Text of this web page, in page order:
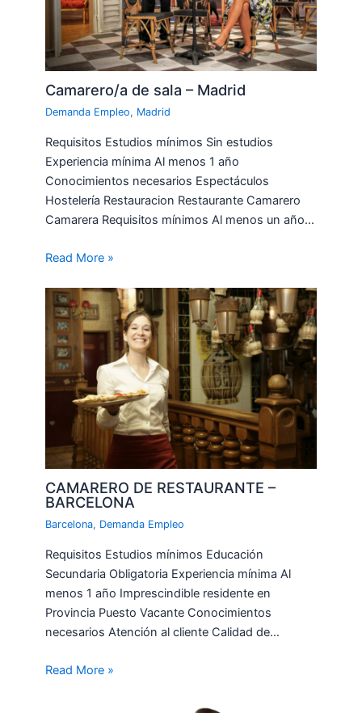
Camarero/a de sala – Madrid
Demanda Empleo, Madrid
Requisitos Estudios mínimos Sin estudios
Experiencia mínima Al menos 1 año
Conocimientos necesarios Espectáculos
Hostelería Restauracion Restaurante Camarero
Camarera Requisitos mínimos Al menos un año…
Read More »
CAMARERO DE RESTAURANTE –
BARCELONA
Barcelona, Demanda Empleo
Requisitos Estudios mínimos Educación
Secundaria Obligatoria Experiencia mínima Al
menos 1 año Imprescindible residente en
Provincia Puesto Vacante Conocimientos
necesarios Atención al cliente Calidad de…
Read More »